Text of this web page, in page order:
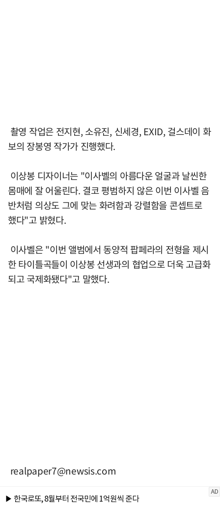
촬영 작업은 전지현, 소유진, 신세경, EXID, 걸스데이 화
보의 장봉영 작가가 진행했다.
이상봉 디자이너는 "이사벨의 아름다운 얼굴과 날씬한
몸매에 잘 어울린다. 결코 평범하지 않은 이번 이사벨 음
반처럼 의상도 그에 맞는 화려함과 강렬함을 콘셉트로
했다"고 밝혔다.
이사벨은 "이번 앨범에서 동양적 팝페라의 전형을 제시
한 타이틀곡들이 이상봉 선생과의 협업으로 더욱 고급화
되고 국제화됐다"고 말했다.
realpaper7@newsis.com